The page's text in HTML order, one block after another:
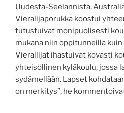
Uudesta-Seelannista,
Vieralijaporukka koostui
tutustuivat monipuolisesti
mukana niin oppitunneilla
Vierailijat ihastuivat kovasti
yhteisöllinen kyläkoulu, jossa
sydämellään. Lapset
on merkitys”, he